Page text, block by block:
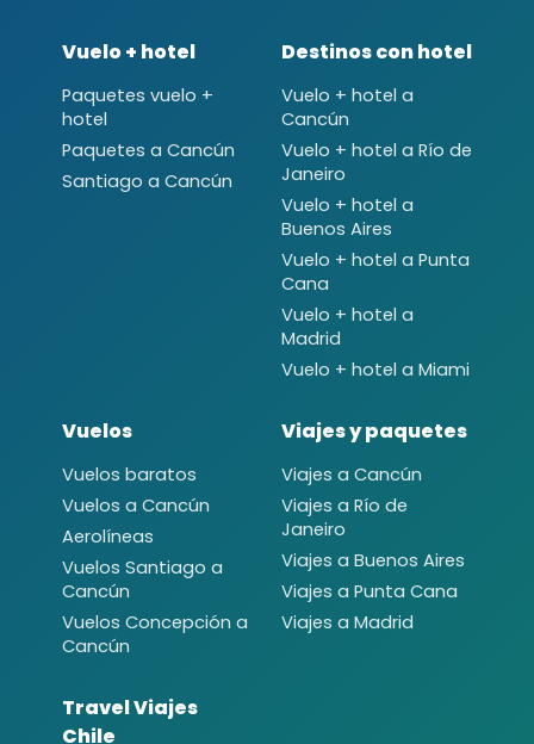
Vuelo + hotel
Paquetes vuelo +
hotel
Paquetes a Cancún
Santiago a Cancún
Destinos con hotel
Vuelo + hotel a
Cancún
Vuelo + hotel a Río de
Janeiro
Vuelo + hotel a
Buenos Aires
Vuelo + hotel a Punta
Cana
Vuelo + hotel a
Madrid
Vuelo + hotel a Miami
Vuelos
Vuelos baratos
Vuelos a Cancún
Aerolíneas
Vuelos Santiago a
Cancún
Vuelos Concepción a
Cancún
Viajes y paquetes
Viajes a Cancún
Viajes a Río de
Janeiro
Viajes a Buenos Aires
Viajes a Punta Cana
Viajes a Madrid
Travel Viajes
Chile